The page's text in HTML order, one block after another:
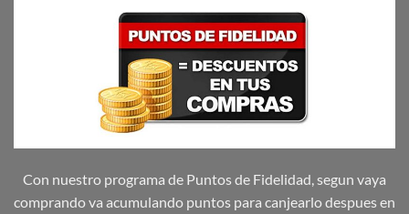
Con nuestro programa de Puntos de Fidelidad, segun vaya
comprando va acumulando puntos para canjearlo despues en